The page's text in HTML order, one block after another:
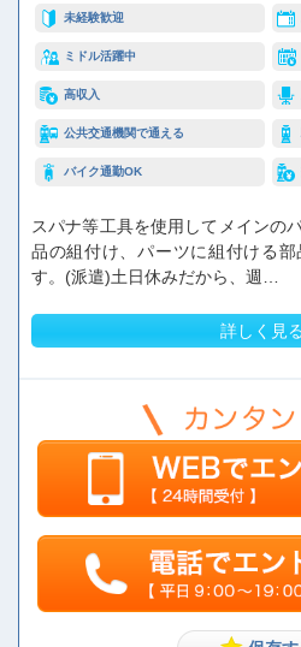
未経験歓迎
ミドル活躍中
高収入
公共交通機関で通える
バイク通勤OK
スパナ等工具を使用してメインの
品の組付け、パーツに組付ける
す。(派遣)土日休みだから、週…
詳しく見